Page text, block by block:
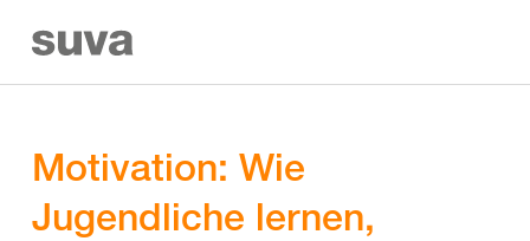
Motivation: Wie
Jugendliche lernen,